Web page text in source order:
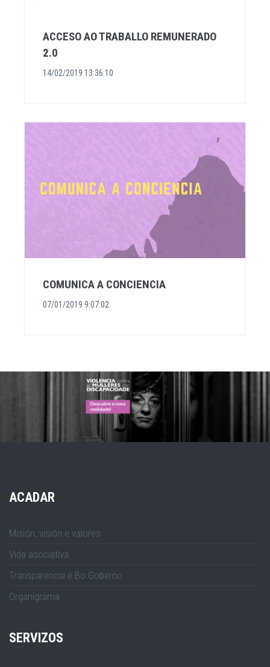
ACCESO AO TRABALLO REMUNERADO
2.0
14/02/2019 13:36:10
COMUNICA A CONCIENCIA
07/01/2019 9:07:02
ACADAR
Misión, visión e valores
Vida asociativa
Transparencia e Bo Goberno
Organigrama
SERVIZOS